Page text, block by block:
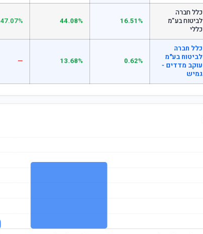
כלל חברה
לביטוח בע"מ
כללי
16.51%
44.08%
47.07%
כלל חברה
לביטוח בע"מ
עוקב מדדים -
גמיש
0.62%
13.68%
—